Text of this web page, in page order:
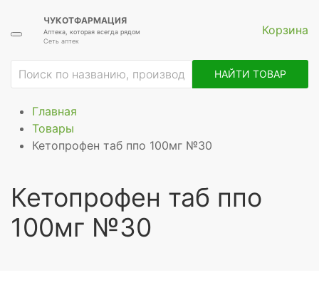
ЧУКОТФАРМАЦИЯ
Аптека, которая всегда рядом
Сеть аптек
Корзина
НАЙТИ ТОВАР
Главная
Товары
Кетопрофен таб ппо 100мг №30
Кетопрофен таб ппо
100мг №30